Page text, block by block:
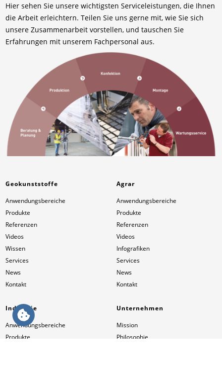
Hier sehen Sie unsere wichtigsten Serviceleistungen, die Ihnen
die Arbeit erleichtern. Teilen Sie uns gerne mit, wie Sie sich
unsere Zusammenarbeit vorstellen, und tauschen Sie
Erfahrungen mit unserem Fachpersonal aus.
Geokunststoffe
Anwendungsbereiche
Produkte
Referenzen
Videos
Wissen
Services
News
Kontakt
Agrar
Anwendungsbereiche
Produkte
Referenzen
Videos
Infografiken
Services
News
Kontakt
Industrie
Anwendungsbereiche
Produkte
Unternehmen
Mission
Philosophie